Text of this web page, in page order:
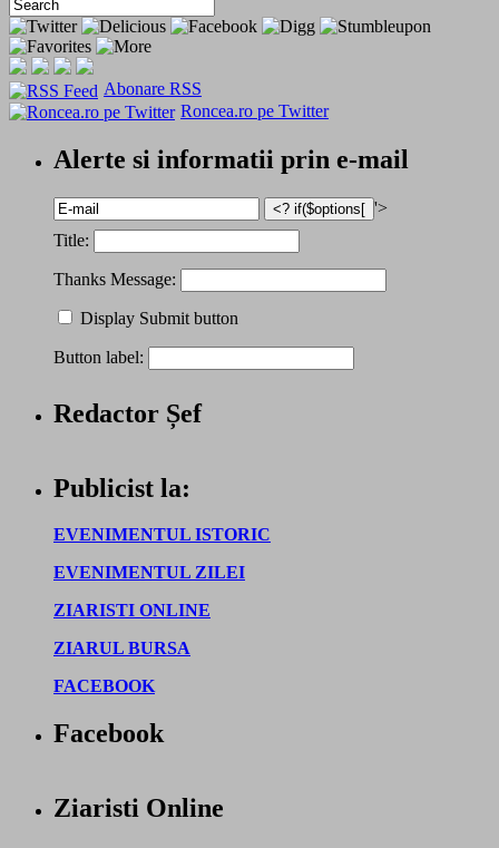
Abonare RSS
Roncea.ro pe Twitter
Alerte si informatii prin e-mail
'>
Title:
Thanks Message:
Display Submit button
Button label:
Redactor Șef
Publicist la:
EVENIMENTUL ISTORIC
EVENIMENTUL ZILEI
ZIARISTI ONLINE
ZIARUL BURSA
FACEBOOK
Facebook
Ziaristi Online